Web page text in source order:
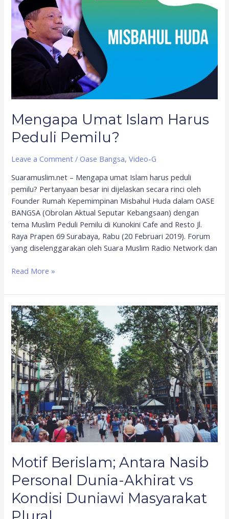
Mengapa Umat Islam Harus
Peduli Pemilu?
Leave a Comment /Oase Bangsa,Video-G
Suaramuslim.net – Mengapa umat Islam harus peduli
pemilu? Pertanyaan besar ini dijelaskan secara rinci oleh
Founder Rumah Kepemimpinan Misbahul Huda dalam OASE
BANGSA (Obrolan Aktual Seputar Kebangsaan) dengan
tema Muslim Peduli Pemilu di Kunokini Cafe and Resto Jl.
Raya Prapen 69 Surabaya, Rabu (20 Februari 2019). Forum
yang diselenggarakan oleh Suara Muslim Radio Network dan
Islam
Harus
Peduli
Pemilu?
Read More »
Motif Berislam; Antara Nasib
Personal Dunia-Akhirat vs
Kondisi Duniawi Masyarakat
Motif
Berislam;
Antara
Nasib
Personal
Dunia-
Akhirat
vs
Kondisi
Duniawi
Masyarakat
Plural